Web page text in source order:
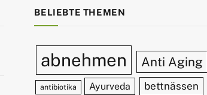
BELIEBTE THEMEN
abnehmen Anti Aging
antibiotika Ayurveda bettnässen